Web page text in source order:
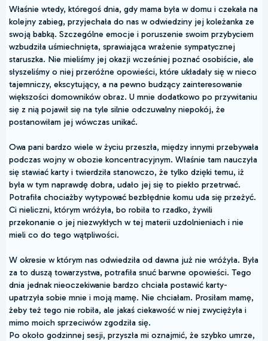
Właśnie wtedy, któregoś dnia, gdy mama była w domu i czekała na
kolejny zabieg, przyjechała do nas w odwiedziny jej koleżanka ze
swoją babką. Szczególne emocje i poruszenie swoim przybyciem
wzbudziła uśmiechnięta, sprawiająca wrażenie sympatycznej
staruszka. Nie mieliśmy jej okazji wcześniej poznać osobiście, ale
słyszeliśmy o niej przeróżne opowieści, które układały się w nieco
tajemniczy, ekscytujący, a na pewno budzący zainteresowanie
większości domowników obraz. U mnie dodatkowo po przywitaniu
się z nią pojawił się na tyle silnie odczuwalny niepokój, że
postanowiłam jej wówczas unikać.
Owa pani bardzo wiele w życiu przeszła, między innymi przebywała
podczas wojny w obozie koncentracyjnym. Właśnie tam nauczyła
się stawiać karty i twierdziła stanowczo, że tylko dzięki temu, iż
była w tym naprawdę dobra, udało jej się to piekło przetrwać.
Potrafiła chociażby wytypować bezbłędnie komu uda się przeżyć.
Ci nieliczni, którym wróżyła, bo robiła to rzadko, żywili
przekonanie o jej niezwykłych w tej materii uzdolnieniach i nie
mieli co do tego wątpliwości.
W okresie w którym nas odwiedziła od dawna już nie wróżyła. Była
za to duszą towarzystwa, potrafiła snuć barwne opowieści. Tego
dnia jednak nieoczekiwanie bardzo chciała postawić karty-
upatrzyła sobie mnie i moją mamę. Nie chciałam. Prosiłam mamę,
żeby też tego nie robiła, ale jakaś ciekawość w niej zwyciężyła i
mimo moich sprzeciwów zgodziła się.
Po około godzinnej sesji, przyszła mi oznajmić, że szybko umrze,